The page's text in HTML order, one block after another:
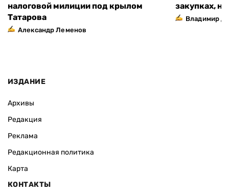
налоговой милиции под крылом
Татарова
Александр Леменов
закупках,
Владимир
ИЗДАНИЕ
Архивы
Редакция
Реклама
Редакционная политика
Карта
КОНТАКТЫ